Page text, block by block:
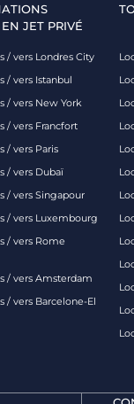
JET PRIVÉ
/ vers Londres City
/ vers Istanbul
/ vers New York
/ vers Francfort
/ vers Paris
/ vers Dubaï
/ vers Singapour
/ vers Luxembourg
/ vers Rome
/ vers Amsterdam
/ vers Barcelone-El